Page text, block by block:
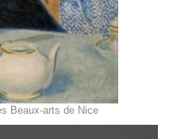
Beaux-arts de Nice